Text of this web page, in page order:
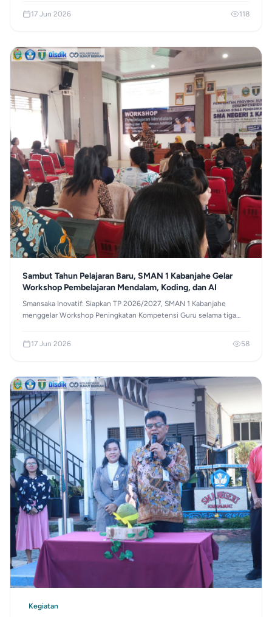
menyanyikan lagu Indonesia Raya demi merawat jiwa nasionalisme.
17 Jun 2026 118
Sambut Tahun Pelajaran Baru, SMAN 1 Kabanjahe Gelar
Workshop Pembelajaran Mendalam, Koding, dan AI
Smansaka Inovatif: Siapkan TP 2026/2027, SMAN 1 Kabanjahe
menggelar Workshop Peningkatan Kompetensi Guru selama tiga
Pembelajaran Mendalam, Koding, dan Kecerdasan Artifisial (AI).
17 Jun 2026 58
Kegiatan